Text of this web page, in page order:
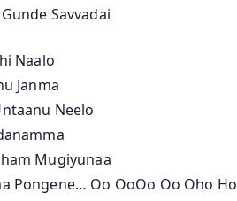
Savvadai
Naalo
Janma
Neelo
Mugiyunaa
Pongene… Oo OoOo Oo Oho Ho